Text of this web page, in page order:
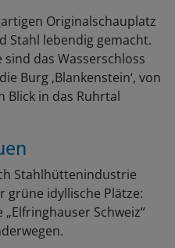
Originalschauplatz
Stahl lebendig gemacht.
das Wasserschloss
Burg ‚Blankenstein‘, von
Blick in das Ruhrtal
Stahlhüttenindustrie
grüne idyllische Plätze:
Schweiz“